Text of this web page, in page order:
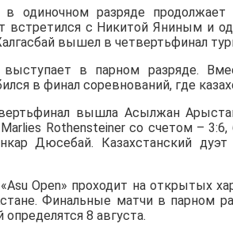
в одиночном разряде
встретился с Никитой Яниным и
вышел в четвертьфинал
в парном разряде.
в финал соревнований, где
вышла Асылжан
Rothensteiner со счетом –
Дюсебай. Казахстанский
Open» проходит на открытых
Финальные матчи в парном
8 августа.